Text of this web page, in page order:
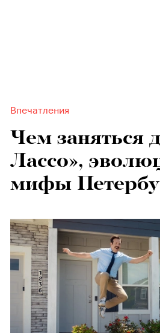
Впечатления
Чем заняться
Лассо»,
мифы